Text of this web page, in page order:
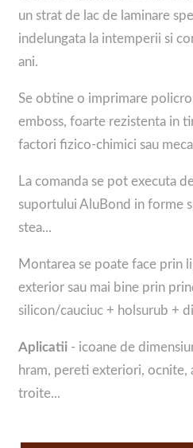
un strat de lac de laminare
indelungata la intemperii si
ani.
Se obtine o imprimare
emboss, foarte rezistenta in
factori fizico-chimici sau
La comanda se pot executa
suportului AluBond in forme
stea...
Montarea se poate face prin
exterior sau mai bine prin
silicon/cauciuc + holsurub +
Aplicatii - icoane de
hram, pereti exteriori, ocnite,
troite...